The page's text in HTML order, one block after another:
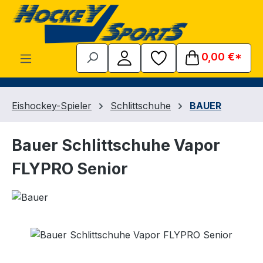
Zum Hauptinhalt springen
0,00 €*
Eishockey-Spieler Schlittschuhe BAUER
Bauer Schlittschuhe Vapor
FLYPRO Senior
Bildergalerie überspringen